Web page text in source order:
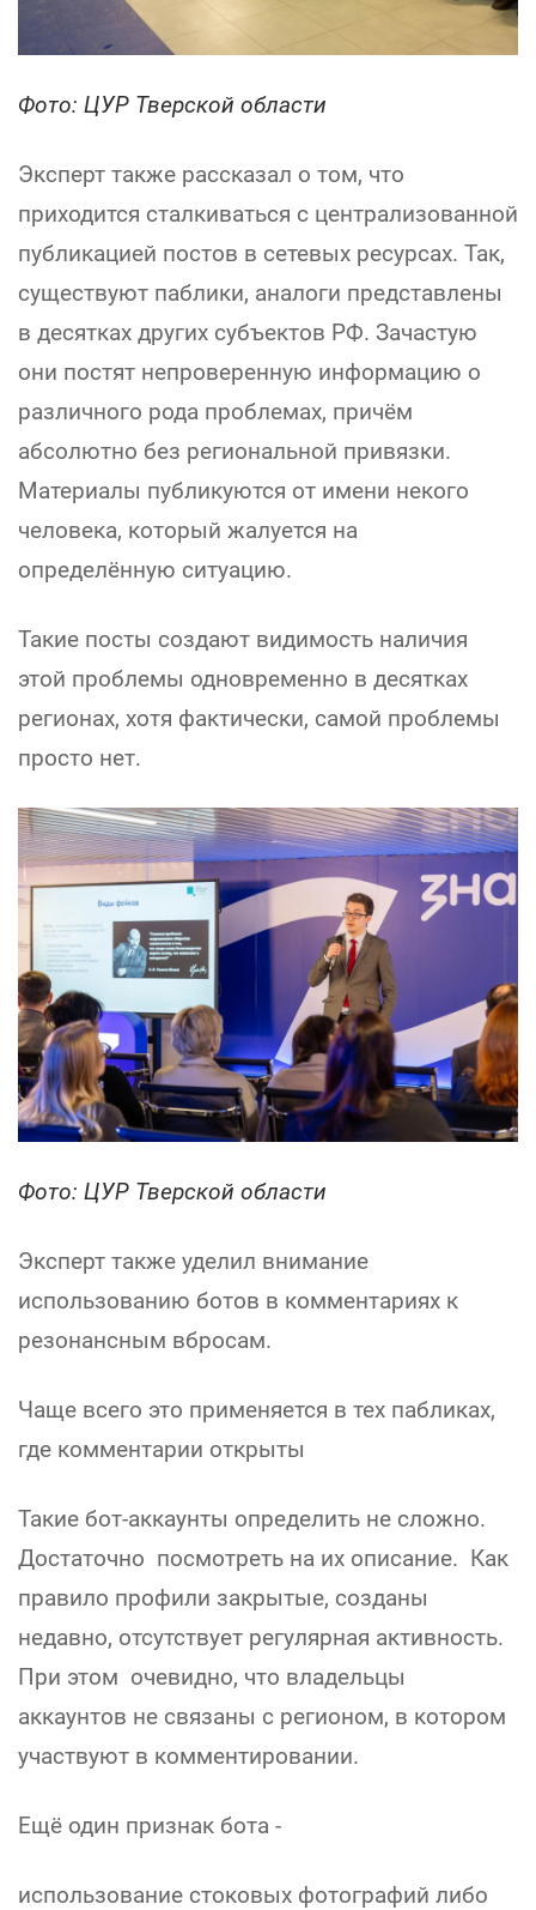
Фото: ЦУР Тверской области
Эксперт также рассказал о том, что
приходится сталкиваться с централизованной
публикацией постов в сетевых ресурсах. Так,
существуют паблики, аналоги представлены
в десятках других субъектов РФ. Зачастую
они постят непроверенную информацию о
различного рода проблемах, причём
абсолютно без региональной привязки.
Материалы публикуются от имени некого
человека, который жалуется на
определённую ситуацию.
Такие посты создают видимость наличия
этой проблемы одновременно в десятках
регионах, хотя фактически, самой проблемы
просто нет.
Фото: ЦУР Тверской области
Эксперт также уделил внимание
использованию ботов в комментариях к
резонансным вбросам.
Чаще всего это применяется в тех пабликах,
где комментарии открыты
Такие бот-аккаунты определить не сложно.
Достаточно посмотреть на их описание. Как
правило профили закрытые, созданы
недавно, отсутствует регулярная активность.
При этом очевидно, что владельцы
аккаунтов не связаны с регионом, в котором
участвуют в комментировании.
Ещё один признак бота -
использование стоковых фотографий либо